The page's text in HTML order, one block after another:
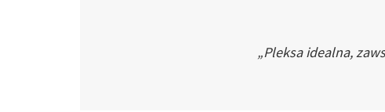
„Pleksa idealna,